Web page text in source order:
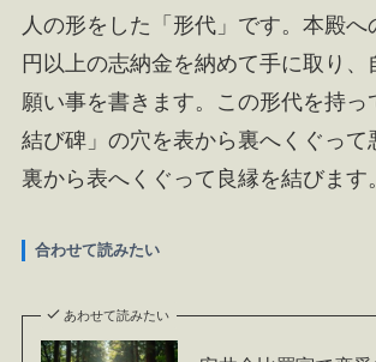
人の形をした「形代」です。本殿
円以上の志納金を納めて手に取り、
願い事を書きます。この形代を持っ
結び碑」の穴を表から裏へくぐって
裏から表へくぐって良縁を結びます。
合わせて読みたい
あわせて読みたい